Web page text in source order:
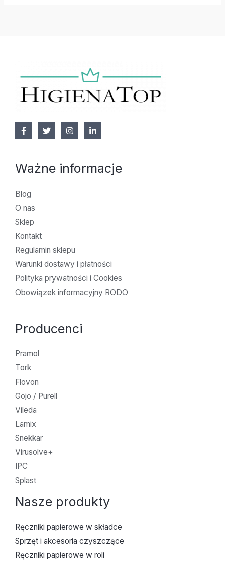
Ważne informacje
Blog
O nas
Sklep
Kontakt
Regulamin sklepu
Warunki dostawy i płatności
Polityka prywatności i Cookies
Obowiązek informacyjny RODO
Producenci
Pramol
Tork
Flovon
Gojo / Purell
Vileda
Lamix
Snekkar
Virusolve+
IPC
Splast
Nasze produkty
Ręczniki papierowe w składce
Sprzęt i akcesoria czyszczące
Ręczniki papierowe w roli